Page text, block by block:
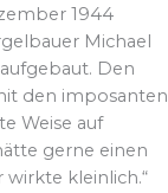
1944
Michael
Den
den imposanten
Weise auf
gerne einen
kleinlich.“